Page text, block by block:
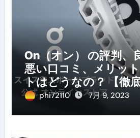
On（オン） の評判、
悪い口コミ、メリッ
トはどうなの？ 【徹
phi72110 7月 9, 2023